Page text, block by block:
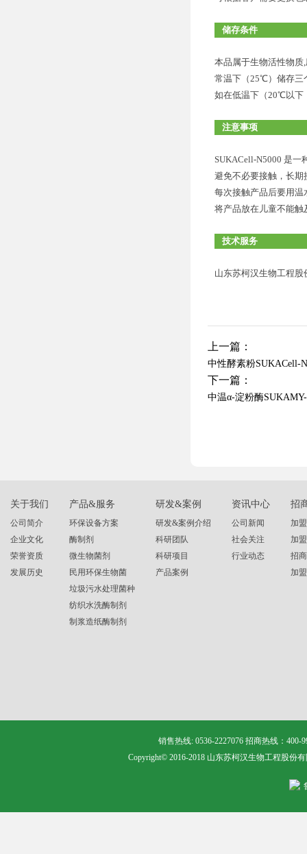
储存条件
本品属于生物活性物质
常温下（25℃）储存三
如在低温下（20℃以下
注意事项
SUKACell-N5000 是一
避免不必要接触，长期
每次接触产品后要用温
将产品放在儿童不能触
技术服务
山东苏柯汉生物工程
上一篇：
中性酵素粉SUKACell-
下一篇：
中温α-淀粉酶
关于我们
公司简介
企业文化
荣誉资质
发展历史
产品&服务
环保设备方案
酶制剂
微生物菌剂
民用环保生物菌
垃圾污水处理菌种
纺织水洗酶制剂
制浆造纸酶制剂
研发&案例
研发&案例介绍
科研团队
科研项目
产品案例
资讯中心
公司新闻
社会关注
行业动态
招
加
加
招
加
销售热线: 0536-2227076 招商热线：
Copyright© 2016-2018 山东苏柯汉生物工程股份